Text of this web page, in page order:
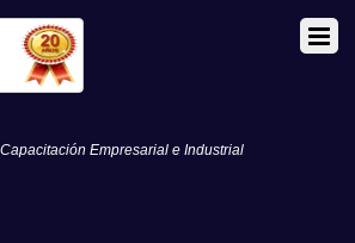
Empresarial e Industrial